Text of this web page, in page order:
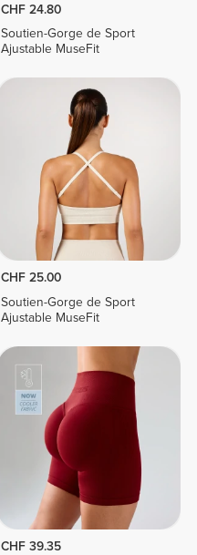
CHF 24.80
Soutien-Gorge de Sport
Ajustable MuseFit
CHF 25.00
Soutien-Gorge de Sport
Ajustable MuseFit
CHF 39.35